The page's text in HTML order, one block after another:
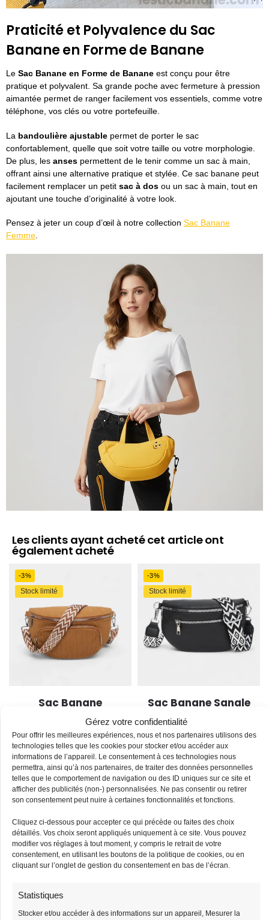
Gérez votre confidentialité
Pour offrir les meilleures expériences, nous et nos partenaires utilisons des
technologies telles que les cookies pour stocker et/ou accéder aux
informations de l’appareil. Le consentement à ces technologies nous
permettra, ainsi qu’à nos partenaires, de traiter des données personnelles
telles que le comportement de navigation ou des ID uniques sur ce site et
afficher des publicités (non-) personnalisées. Ne pas consentir ou retirer
son consentement peut nuire à certaines fonctionnalités et fonctions.
Cliquez ci-dessous pour accepter ce qui précède ou faites des choix
détaillés. Vos choix seront appliqués uniquement à ce site. Vous pouvez
modifier vos réglages à tout moment, y compris le retrait de votre
consentement, en utilisant les boutons de la politique de cookies, ou en
cliquant sur l’onglet de gestion du consentement en bas de l’écran.
Statistiques
Stocker et/ou accéder à des informations sur un appareil, Mesurer la
Praticité et Polyvalence du Sac
Banane en Forme de Banane
Le Sac Banane en Forme de Banane est conçu pour être
pratique et polyvalent. Sa grande poche avec fermeture à pression
aimantée permet de ranger facilement vos essentiels, comme votre
téléphone, vos clés ou votre portefeuille.
La bandoulière ajustable permet de porter le sac
confortablement, quelle que soit votre taille ou votre morphologie.
De plus, les anses permettent de le tenir comme un sac à main,
offrant ainsi une alternative pratique et stylée. Ce sac banane peut
facilement remplacer un petit sac à dos ou un sac à main, tout en
ajoutant une touche d’originalité à votre look.
Pensez à jeter un coup d’œil à notre collection Sac Banane
Femme
Les clients ayant acheté cet article ont
également acheté
-3%
Stock limité
Sac Banane
Bandouliere Velours
39,90€ 38,90€
-3%
Stock limité
Sac Banane Sangle
Interchangeable
39,90€ 38,90€
-3%
Stock limité
Grand Sac Banane
-3%
Stock limité
Côtelé Bandoulière